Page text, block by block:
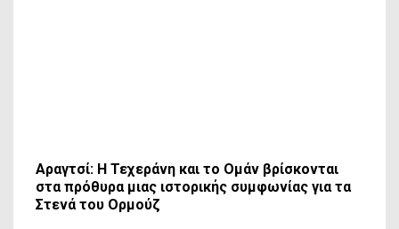
Αραγτσί: Η Τεχεράνη και το Ομάν βρίσκονται
στα πρόθυρα μιας ιστορικής συμφωνίας για τα
Στενά του Ορμούζ